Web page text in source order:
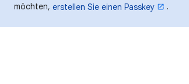
möchten, erstellen Sie einen Passkey .